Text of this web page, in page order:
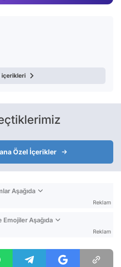
içerikleri
Özel İçerikler
Aşağıda
Reklam
Emojiler Aşağıda
Reklam